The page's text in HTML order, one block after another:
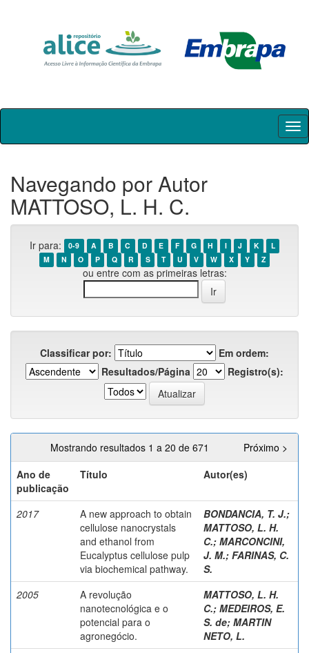
Skip
Navegando por Autor
MATTOSO, L. H. C.
Ir para: 0-9 A B C D E F G H I J K
L
M
N O P Q R S T U V W X Y Z
ou entre com as primeiras letras:
Classificar por:
Em ordem:
Resultados/Página
Registro(s):
Mostrando resultados 1 a 20 de 671
Próximo >
Ano de
publicação
Título Autor(es)
2017
A new approach to obtain
cellulose nanocrystals
and ethanol from
Eucalyptus cellulose pulp
via biochemical pathway.
BONDANCIA, T. J.;
MATTOSO, L. H.
C.; MARCONCINI,
J. M.; FARINAS, C.
S.
2005
A revolução
nanotecnológica e o
potencial para o
agronegócio.
MATTOSO, L. H.
C.; MEDEIROS, E.
S. de; MARTIN
NETO, L.